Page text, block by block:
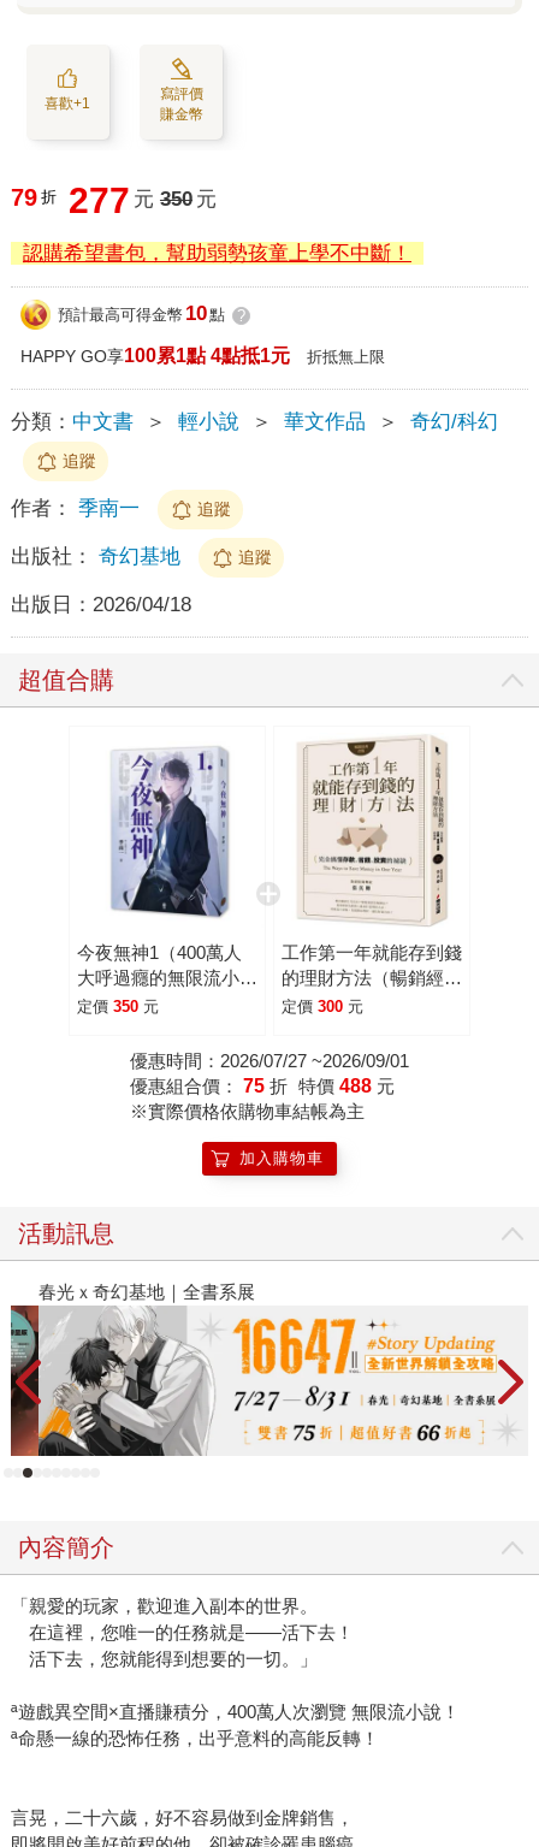
喜歡+1
寫評價
賺金幣
79 折 277 元 350 元
認購希望書包，幫助弱勢孩童上學不中斷！
預計最高可得金幣 10點 ?
HAPPY GO享100累1點 4點抵1元 折抵無上限
分類： 中文書 ＞ 輕小說 ＞ 華文作品 ＞ 奇幻/科幻
追蹤
作者： 季南一 追蹤
出版社： 奇幻基地 追蹤
出版日： 2026/04/18
超值合購
今夜無神1（400萬人
大呼過癮的無限流小
說！）
定價 350 元
工作第一年就能存到錢
的理財方法（暢銷經典
改版）：完全搞懂存
定價 300 元
優惠時間：2026/07/27 ~2026/09/01
優惠組合價： 75 折 特價 488 元
※實際價格依購物車結帳為主
加入購物車
活動訊息
春光ｘ奇幻基地｜全書系展
內容簡介
「親愛的玩家，歡迎進入副本的世界。
在這裡，您唯一的任務就是——活下去！
活下去，您就能得到想要的一切。」
ª遊戲異空間×直播賺積分，400萬人次瀏覽 無限流小說！
ª命懸一線的恐怖任務，出乎意料的高能反轉！
言晃，二十六歲，好不容易做到金牌銷售，